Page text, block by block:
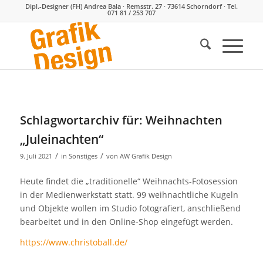
Dipl.-Designer (FH) Andrea Bala · Remsstr. 27 · 73614 Schorndorf · Tel.
071 81 / 253 707
Schlagwortarchiv für: Weihnachten
„Juleinachten“
9. Juli 2021 / in Sonstiges / von AW Grafik Design
Heute findet die „traditionelle“ Weihnachts-Fotosession
in der Medienwerkstatt statt. 99 weihnachtliche Kugeln
und Objekte wollen im Studio fotografiert, anschließend
bearbeitet und in den Online-Shop eingefügt werden.
https://www.christoball.de/